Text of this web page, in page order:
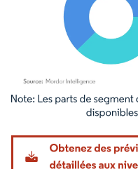
Image © Mordor Intelligence. La